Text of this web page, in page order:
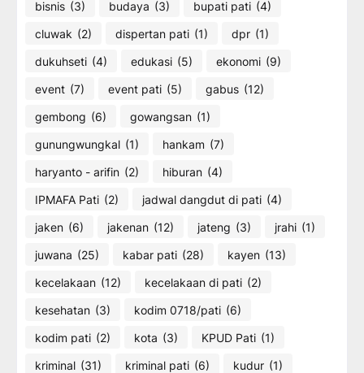
bisnis (3) budaya (3) bupati pati (4)
cluwak (2) dispertan pati (1) dpr (1)
dukuhseti (4) edukasi (5) ekonomi (9)
event (7) event pati (5) gabus (12)
gembong (6) gowangsan (1)
gunungwungkal (1) hankam (7)
haryanto - arifin (2) hiburan (4)
IPMAFA Pati (2) jadwal dangdut di pati (4)
jaken (6) jakenan (12) jateng (3) jrahi (1)
juwana (25) kabar pati (28) kayen (13)
kecelakaan (12) kecelakaan di pati (2)
kesehatan (3) kodim 0718/pati (6)
kodim pati (2) kota (3) KPUD Pati (1)
kriminal (31) kriminal pati (6) kudur (1)